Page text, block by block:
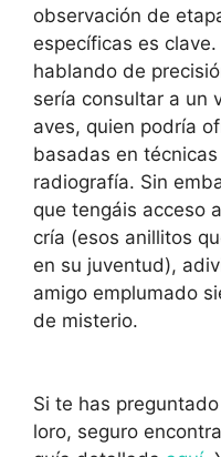
observación de
específicas es
hablando de
sería consultar a un
aves, quien podría
basadas en
radiografía. Sin
que tengáis acceso
cría (esos anillitos
en su juventud),
amigo emplumado
de misterio.
Si te has
loro, seguro